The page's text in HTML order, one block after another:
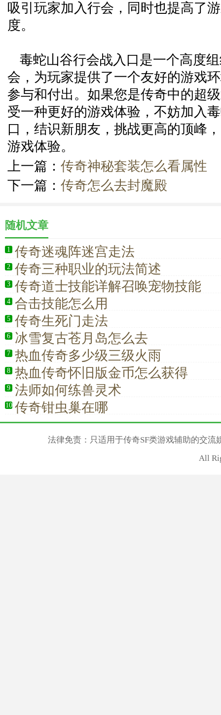
吸引玩家加入行会，同时也提高了
度。
毒蛇山谷行会战入口是一个高度
会，为玩家提供了一个友好的游戏
参与和付出。如果您是传奇中的超
受一种更好的游戏体验，不妨加入
口，结识新朋友，挑战更高的顶峰
游戏体验。
上一篇： 传奇神秘套装怎么看属性
下一篇： 传奇怎么去封魔殿
随机文章
1 传奇迷魂阵迷宫走法
2 传奇三种职业的玩法简述
3 传奇道士技能详解召唤宠物技能
4 合击技能怎么用
5 传奇生死门走法
6 冰雪复古苍月岛怎么去
7 热血传奇多少级三级火雨
8 热血传奇怀旧版金币怎么获得
9 法师如何练兽灵术
10 传奇钳虫巢在哪
法律免责：只适用于传奇SF类游戏辅助的交
All